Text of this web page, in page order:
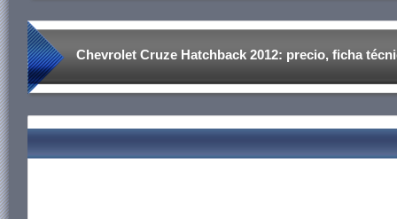
Chevrolet Cruze Hatchback 2012: precio, ficha